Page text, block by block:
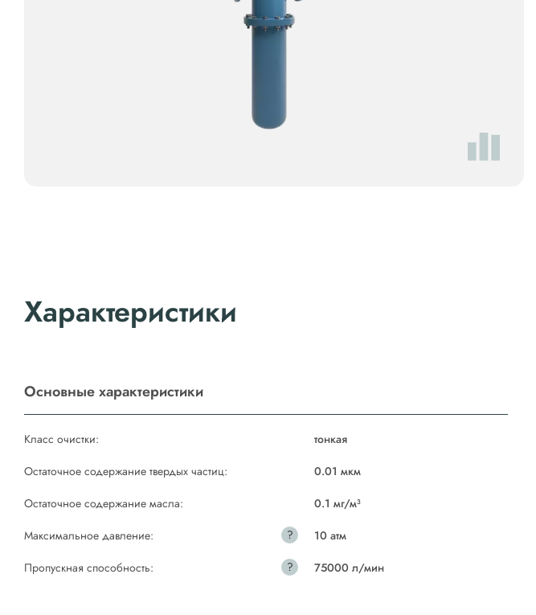
Характеристики
Основные характеристики
Класс очистки:
тонкая
Остаточное содержание твердых частиц:
0.01 мкм
Остаточное содержание масла:
0.1 мг/м³
Максимальное давление:
?
10 атм
Пропускная способность:
? 75000 л/мин